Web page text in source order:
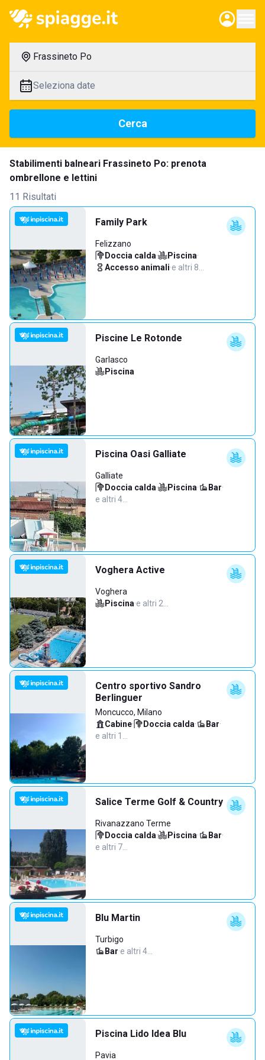
Frassineto Po
Seleziona date
Cerca
Stabilimenti balneari Frassineto Po: prenota
ombrellone e lettini
11 Risultati
Family Park
Felizzano
Doccia calda· Piscina·
Accesso animali·e altri 8…
Piscine Le Rotonde
Garlasco
Piscina
Piscina Oasi Galliate
Galliate
Doccia calda· Piscina· Bar·
e altri 4…
Voghera Active
Voghera
Piscina·e altri 2…
Centro sportivo Sandro
Berlinguer
Moncucco, Milano
Cabine· Doccia calda· Bar·
e altri 1…
Salice Terme Golf & Country
Rivanazzano Terme
Doccia calda· Piscina· Bar·
e altri 7…
Blu Martin
Turbigo
Bar·e altri 4…
Piscina Lido Idea Blu
Pavia